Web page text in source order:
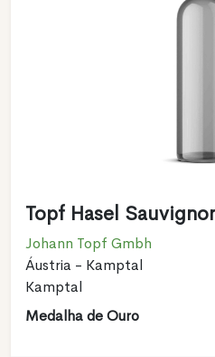
Topf Hasel
Johann Topf Gmbh
Áustria - Kamptal
Kamptal
Medalha de Ouro